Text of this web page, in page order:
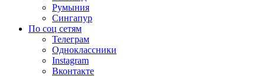
Румыния
Сингапур
По соц сетям
Телеграм
Одноклассники
Instagram
Вконтакте